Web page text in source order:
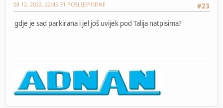
#23
08 12, 2022, 22:45:31 POSLIJEPODNE
gdje je sad parkirana i jel još uvijek pod Talija natpisima?